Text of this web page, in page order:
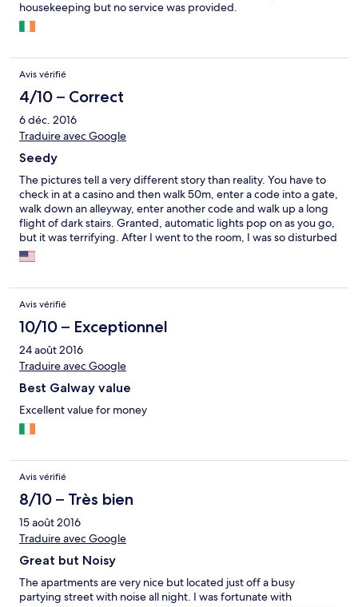
housekeeping but no service was provided.
Avis vérifié
4/10 – Correct
6 déc. 2016
Traduire avec Google
Seedy
The pictures tell a very different story than reality. You have to
check in at a casino and then walk 50m, enter a code into a gate,
walk down an alleyway, enter another code and walk up a long
flight of dark stairs. Granted, automatic lights pop on as you go,
but it was terrifying. After I went to the room, I was so disturbed
that I chose to forfeit my money and leave. I did not feel safe
here at all. The person working at the front desk of the shady
Avis vérifié
10/10 – Exceptionnel
24 août 2016
Traduire avec Google
Best Galway value
Excellent value for money
Avis vérifié
8/10 – Très bien
15 août 2016
Traduire avec Google
Great but Noisy
The apartments are very nice but located just off a busy
partying street with noise all night. I was fortunate with